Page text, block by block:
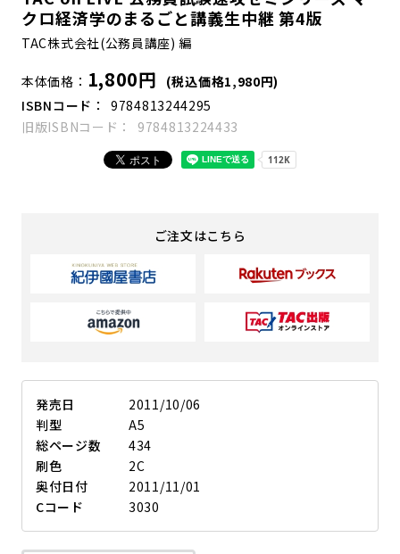
クロ経済学のまるごと講義生中継 第4版
TAC株式会社(公務員講座) 編
本体価格 1,800円
(税込価格1,980円)
ISBNコード
9784813244295
旧版ISBNコード
9784813224433
ご注文はこちら
発売日
2011/10/06
判型
A5
総ページ数
434
刷色
2C
奥付日付
2011/11/01
Cコード
3030